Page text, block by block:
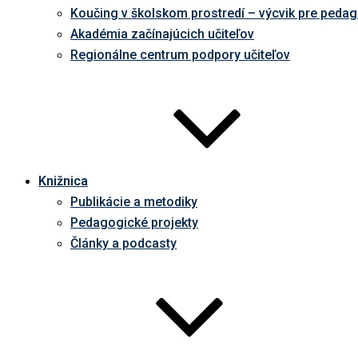
Koučing v školskom prostredí – výcvik pre
Akadémia začínajúcich učiteľov
Regionálne centrum podpory učiteľov
Knižnica
Publikácie a metodiky
Pedagogické projekty
Články a podcasty